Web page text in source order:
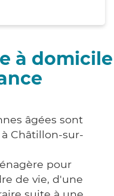
à domicile
âgées sont
Châtillon-sur-
pour
de vie, d'une